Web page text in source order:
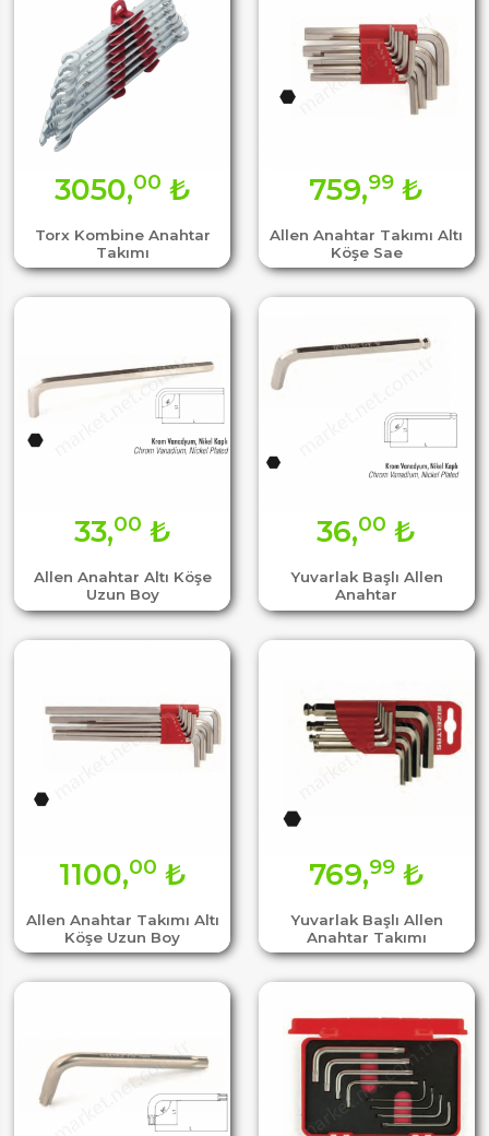
Torx Kombine Anahtar
Takımı
3050,00 ₺
Allen Anahtar Takımı Altı
Köşe Sae
759,99 ₺
Allen Anahtar Altı Köşe
Uzun Boy
33,00 ₺
Yuvarlak Başlı Allen
Anahtar
36,00 ₺
Allen Anahtar Takımı Altı
Köşe Uzun Boy
1100,00 ₺
Yuvarlak Başlı Allen
Anahtar Takımı
769,99₺